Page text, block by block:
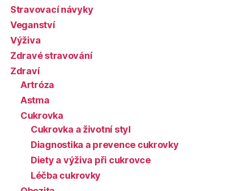
Stravovací návyky
Veganství
Výživa
Zdravé stravování
Zdraví
Artróza
Astma
Cukrovka
Cukrovka a životní styl
Diagnostika a prevence cukrovky
Diety a výživa při cukrovce
Léčba cukrovky